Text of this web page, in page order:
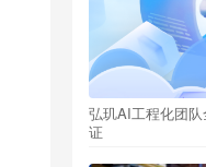
弘玑AI工程化团
证